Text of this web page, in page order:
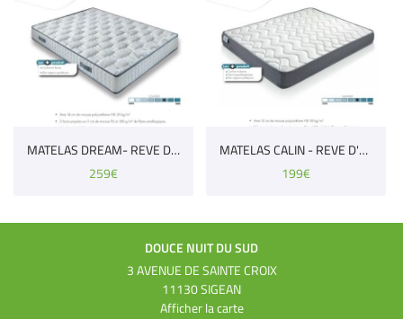
Inscription
MATELAS DREAM- REVE D'OR
259€
MATELAS CALIN - REVE D'OR
199€
DOUCE NUIT DU SUD
3 AVENUE DE SAINTE CROIX
11130 SIGEAN
Afficher la carte